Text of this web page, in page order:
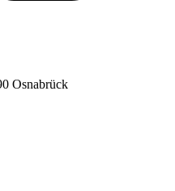
Osnabrück